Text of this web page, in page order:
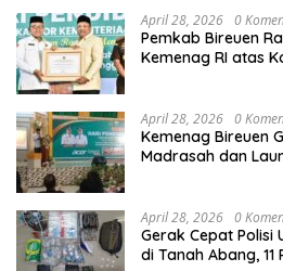
April 28, 2026 0
Pemkab Bireuen
Kemenag RI atas
April 28, 2026 0
Kemenag Bireuen
Madrasah dan
April 28, 2026 0
Gerak Cepat Polisi
di Tanah Abang, 11